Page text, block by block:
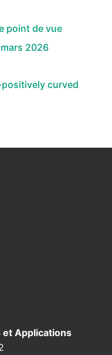
point de vue
2026
curved
et Applications